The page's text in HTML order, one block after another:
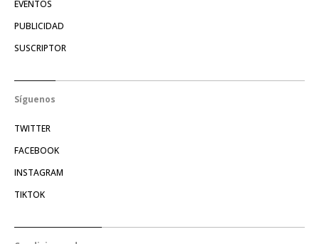
EVENTOS
PUBLICIDAD
SUSCRIPTOR
Síguenos
TWITTER
FACEBOOK
INSTAGRAM
TIKTOK